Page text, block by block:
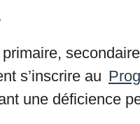
s’inscrire au
une déficience